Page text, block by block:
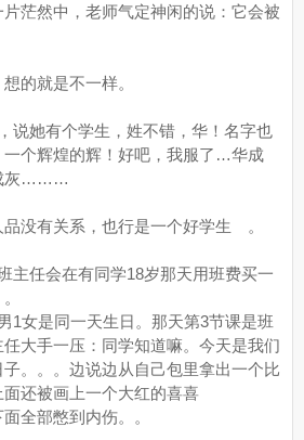
茫然中，老师气定神闲的说：它会被
的就是不一样。
她有个学生，姓不错，华！名字也
一个辉煌的辉！好吧，我服了…华成
灰………
没有关系，也行是一个好学生 。
任会在有同学18岁那天用班费买一
1女是同一天生日。那天第3节课是班
大手一压：同学知道嘛。今天是我们
。。。边说边从自己包里拿出一个比
还被画上一个大红的喜喜
全部憋到内伤。。